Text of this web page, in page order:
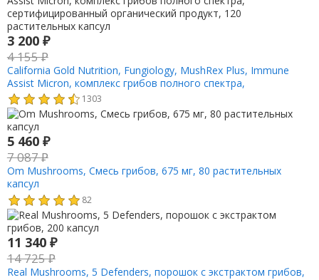
3 200 ₽
4 155₽
California Gold Nutrition, Fungiology, MushRex Plus, Immune
Assist Micron, комплекс грибов полного спектра,
сертифицированный органический продукт, 120
растительных капсул
1303
5 460 ₽
7 087₽
Om Mushrooms, Смесь грибов, 675 мг, 80 растительных
капсул
82
11 340 ₽
14 725₽
Real Mushrooms, 5 Defenders, порошок с экстрактом грибов,